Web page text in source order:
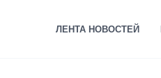
ЛЕНТА НОВОСТЕЙ